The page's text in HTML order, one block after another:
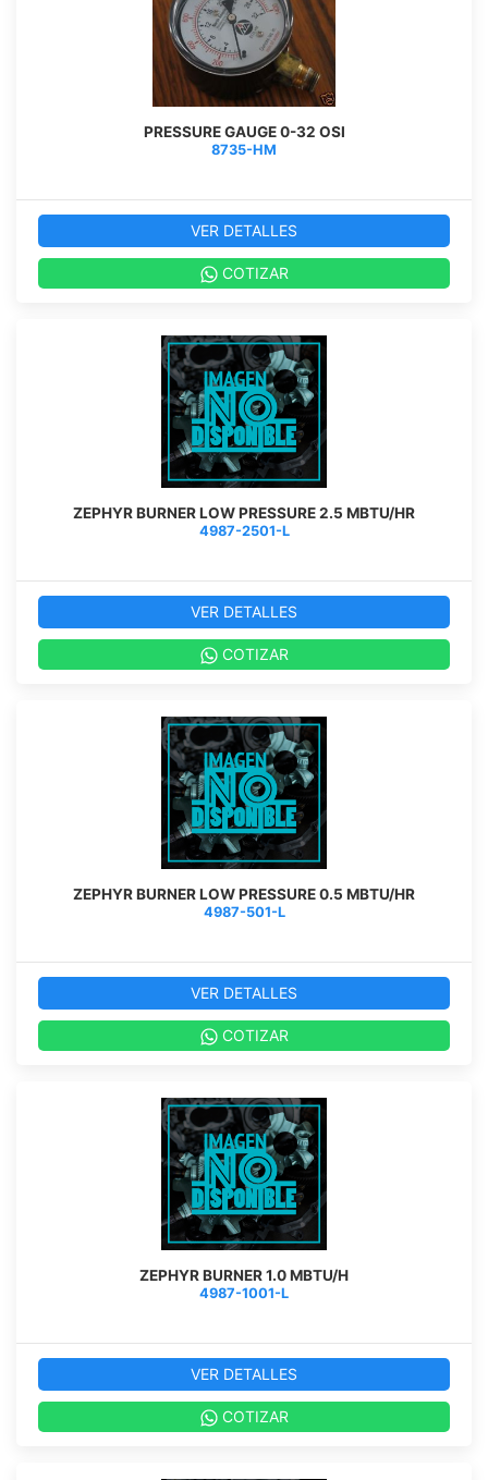
PRESSURE GAUGE 0-32 OSI
8735-HM
VER DETALLES
COTIZAR
ZEPHYR BURNER LOW PRESSURE 2.5 MBTU/HR
4987-2501-L
VER DETALLES
COTIZAR
ZEPHYR BURNER LOW PRESSURE 0.5 MBTU/HR
4987-501-L
VER DETALLES
COTIZAR
ZEPHYR BURNER 1.0 MBTU/H
4987-1001-L
VER DETALLES
COTIZAR